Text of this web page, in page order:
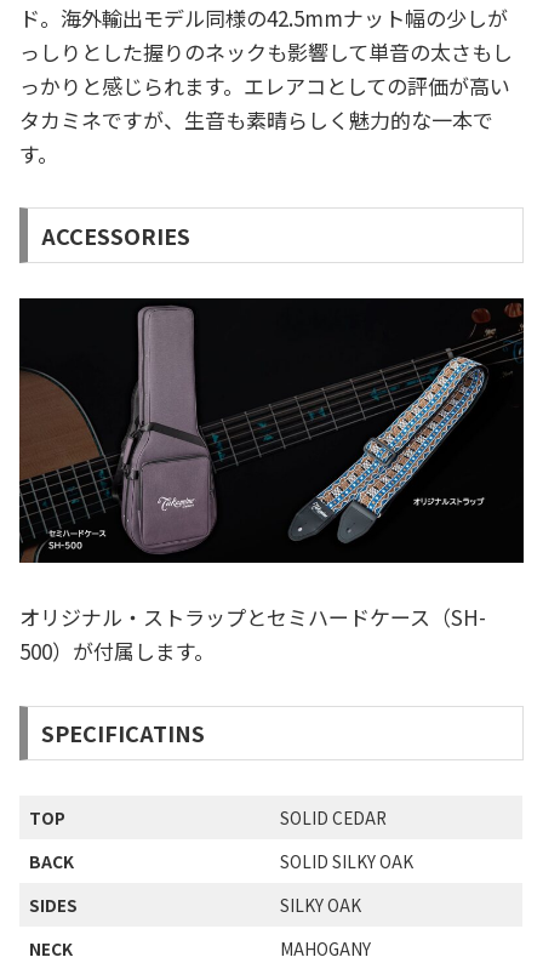
ド。海外輸出モデル同様の42.5mmナット幅の少しが
っしりとした握りのネックも影響して単音の太さもし
っかりと感じられます。エレアコとしての評価が高い
タカミネですが、生音も素晴らしく魅力的な一本で
す。
ACCESSORIES
オリジナル・ストラップとセミハードケース（SH-
500）が付属します。
SPECIFICATINS
TOP
SOLID CEDAR
BACK
SOLID SILKY OAK
SIDES
SILKY OAK
NECK
MAHOGANY